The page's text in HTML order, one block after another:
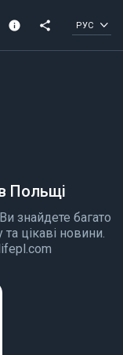
info share РУС
Польщі
знайдете багато
цікаві новини.